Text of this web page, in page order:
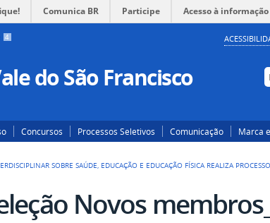
Comunica BR Participe Acesso à informação
4
do São Francisco
Concursos Processos Seletivos Comunicação Marca
SOBRE SAÚDE, EDUCAÇÃO E EDUCAÇÃO FÍSICA REALIZA
Novos